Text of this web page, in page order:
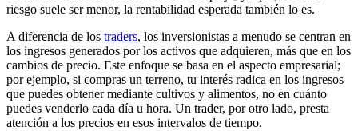
riesgo suele ser menor, la rentabilidad esperada también lo es.
A diferencia de los traders, los inversionistas a menudo se centran en
los ingresos generados por los activos que adquieren, más que en los
cambios de precio. Este enfoque se basa en el aspecto empresarial;
por ejemplo, si compras un terreno, tu interés radica en los ingresos
que puedes obtener mediante cultivos y alimentos, no en cuánto
puedes venderlo cada día u hora. Un trader, por otro lado, presta
atención a los precios en esos intervalos de tiempo.